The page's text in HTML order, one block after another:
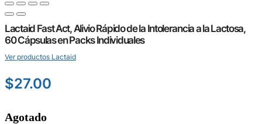
Lactaid Fast Act, Alivio Rápido de la Intolerancia a la Lactosa,
60 Cápsulas en Packs Individuales
Ver productos Lactaid
$27.00
Agotado